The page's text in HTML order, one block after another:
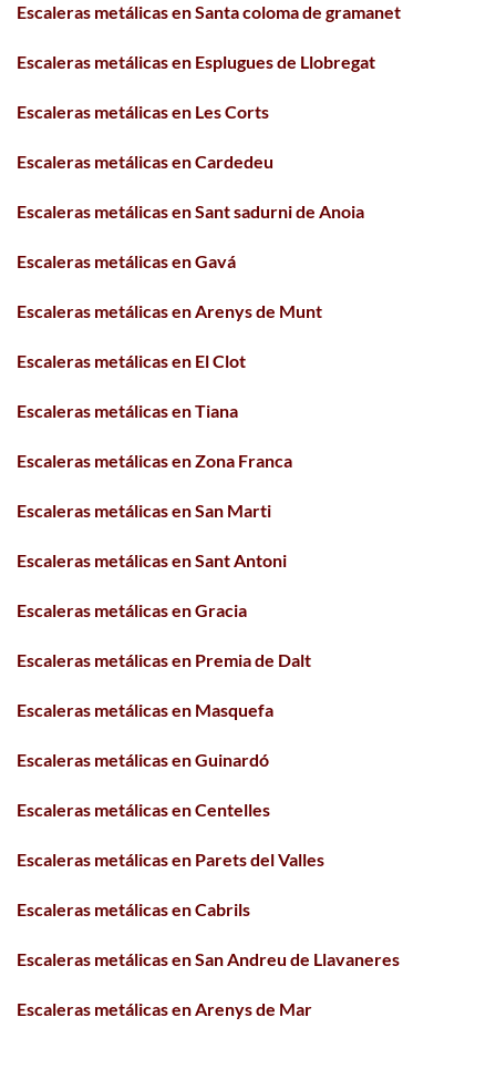
Escaleras metálicas en Santa coloma de gramanet
Escaleras metálicas en Esplugues de Llobregat
Escaleras metálicas en Les Corts
Escaleras metálicas en Cardedeu
Escaleras metálicas en Sant sadurni de Anoia
Escaleras metálicas en Gavá
Escaleras metálicas en Arenys de Munt
Escaleras metálicas en El Clot
Escaleras metálicas en Tiana
Escaleras metálicas en Zona Franca
Escaleras metálicas en San Marti
Escaleras metálicas en Sant Antoni
Escaleras metálicas en Gracia
Escaleras metálicas en Premia de Dalt
Escaleras metálicas en Masquefa
Escaleras metálicas en Guinardó
Escaleras metálicas en Centelles
Escaleras metálicas en Parets del Valles
Escaleras metálicas en Cabrils
Escaleras metálicas en San Andreu de Llavaneres
Escaleras metálicas en Arenys de Mar